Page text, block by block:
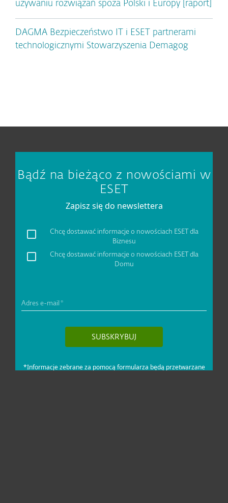
używaniu rozwiązań spoza Polski i Europy [raport]
DAGMA Bezpieczeństwo IT i ESET partnerami
technologicznymi Stowarzyszenia Demagog